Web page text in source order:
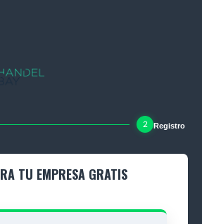
2 Registro
TU EMPRESA GRATIS